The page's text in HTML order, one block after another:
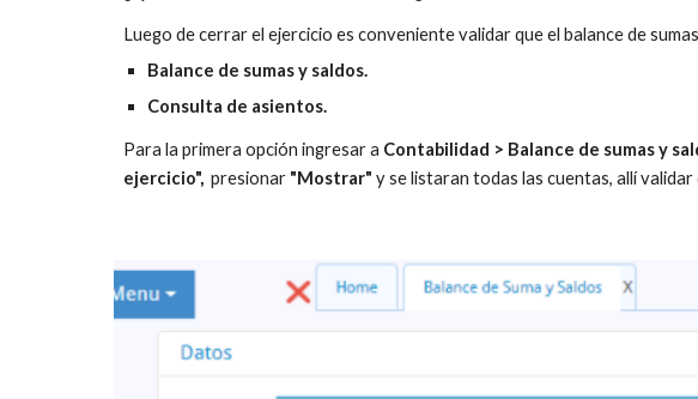
Luego de cerrar el ejercicio es conveniente validar que el balance de
Balance de sumas y saldos.
Consulta de asientos.
Para la primera opción ingresar a Contabilidad > Balance de sumas y
ejercicio", presionar "Mostrar" y se listaran todas las cuentas, allí